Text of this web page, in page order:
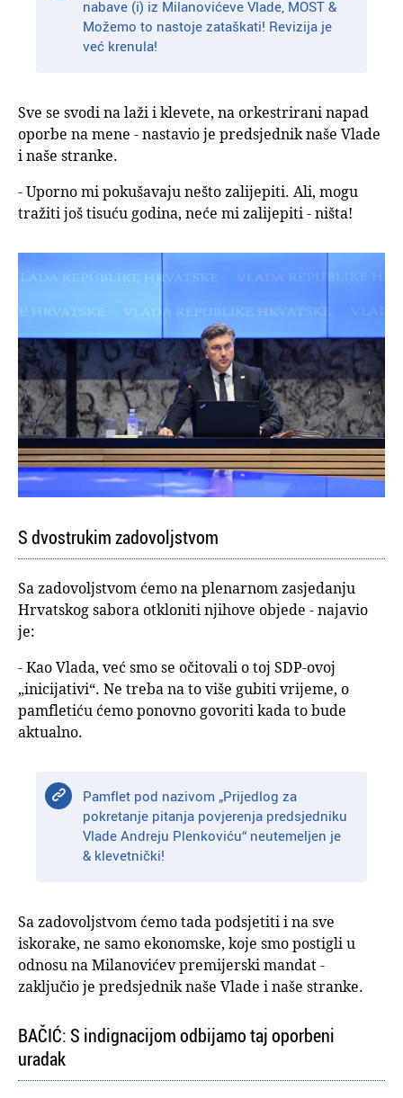
nabave (i) iz Milanovićeve Vlade, MOST &
Možemo to nastoje zataškati! Revizija je
već krenula!
Sve se svodi na laži i klevete, na orkestrirani napad
oporbe na mene - nastavio je predsjednik naše Vlade
i naše stranke.
- Uporno mi pokušavaju nešto zalijepiti. Ali, mogu
tražiti još tisuću godina, neće mi zalijepiti - ništa!
S dvostrukim zadovoljstvom
Sa zadovoljstvom ćemo na plenarnom zasjedanju
Hrvatskog sabora otkloniti njihove objede - najavio
je:
- Kao Vlada, već smo se očitovali o toj SDP-ovoj
„inicijativi“. Ne treba na to više gubiti vrijeme, o
pamfletiću ćemo ponovno govoriti kada to bude
aktualno.
Pamflet pod nazivom „Prijedlog za
pokretanje pitanja povjerenja predsjedniku
Vlade Andreju Plenkoviću“ neutemeljen je
& klevetnički!
Sa zadovoljstvom ćemo tada podsjetiti i na sve
iskorake, ne samo ekonomske, koje smo postigli u
odnosu na Milanovićev premijerski mandat -
zaključio je predsjednik naše Vlade i naše stranke.
BAČIĆ: S indignacijom odbijamo taj oporbeni
uradak